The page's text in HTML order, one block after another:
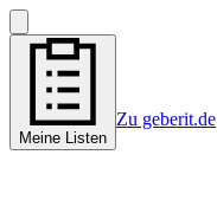
Meine Listen
Zu geberit.de